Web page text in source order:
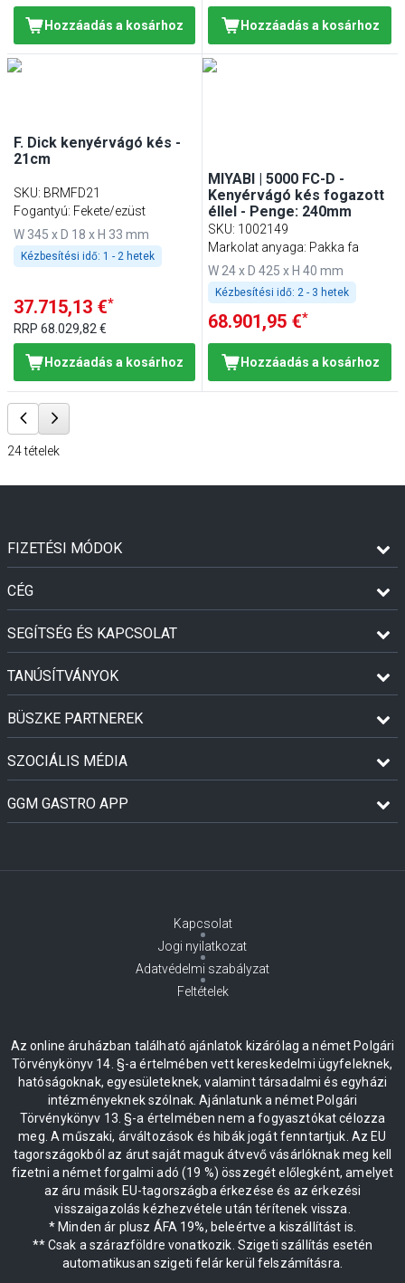
Hozzáadás a kosárhoz Hozzáadás a kosárhoz
F. Dick kenyérvágó kés -
21cm
SKU: BRMFD21
Fogantyú: Fekete/ezüst
W 345 x D 18 x H 33 mm
Kézbesítési idő: 1 - 2 hetek
37.715,13 €*
RRP 68.029,82 €
Hozzáadás a kosárhoz
MIYABI | 5000 FC-D -
Kenyérvágó kés fogazott
éllel - Penge: 240mm
SKU: 1002149
Markolat anyaga: Pakka fa
W 24 x D 425 x H 40 mm
Kézbesítési idő: 2 - 3 hetek
68.901,95 €*
Hozzáadás a kosárhoz
24tételek
FIZETÉSI MÓDOK
CÉG
SEGÍTSÉG ÉS KAPCSOLAT
TANÚSÍTVÁNYOK
BÜSZKE PARTNEREK
SZOCIÁLIS MÉDIA
GGM GASTRO APP
Kapcsolat
Jogi nyilatkozat
Adatvédelmi szabályzat
Feltételek
Az online áruházban található ajánlatok kizárólag a német Polgári
Törvénykönyv 14. §-a értelmében vett kereskedelmi ügyfeleknek,
hatóságoknak, egyesületeknek, valamint társadalmi és egyházi
intézményeknek szólnak. Ajánlatunk a német Polgári
Törvénykönyv 13. §-a értelmében nem a fogyasztókat célozza
meg. A műszaki, árváltozások és hibák jogát fenntartjuk. Az EU
tagországokból az árut saját maguk átvevő vásárlóknak meg kell
fizetni a német forgalmi adó (19 %) összegét előlegként, amelyet
az áru másik EU-tagországba érkezése és az érkezési
visszaigazolás kézhezvétele után térítenek vissza.
* Minden ár plusz ÁFA 19%, beleértve a kiszállítást is.
** Csak a szárazföldre vonatkozik. Szigeti szállítás esetén
automatikusan szigeti felár kerül felszámításra.